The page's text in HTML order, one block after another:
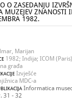
O ZASEDANJU
MUZEJEV
1982.
Marijan
1982; Indija; ICOM
građa
Izvješće
MDC-a
Informatica
31 - 32